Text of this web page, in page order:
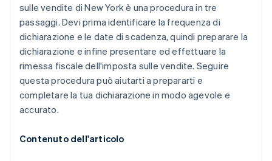
sulle vendite di New York è una procedura in tre
passaggi. Devi prima identificare la frequenza di
dichiarazione e le date di scadenza, quindi preparare la
dichiarazione e infine presentare ed effettuare la
rimessa fiscale dell'imposta sulle vendite. Seguire
questa procedura può aiutarti a prepararti e
completare la tua dichiarazione in modo agevole e
accurato.
Contenuto dell'articolo